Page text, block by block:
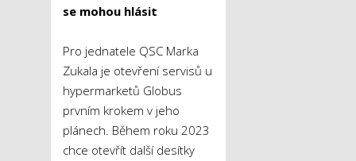
se mohou hlásit
Pro jednatele QSC Marka
Zukala je otevření servisů u
hypermarketů Globus
prvním krokem v jeho
plánech. Během roku 2023
chce otevřít další desítky